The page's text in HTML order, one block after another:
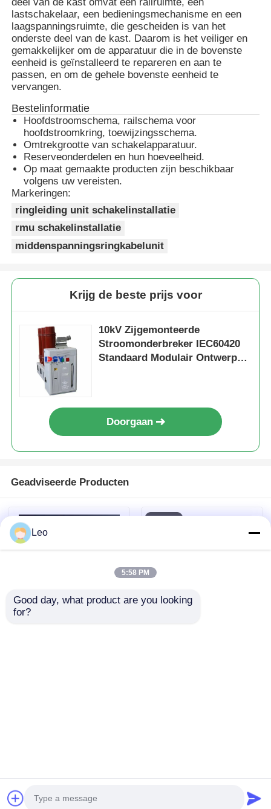
lastschakelaar, een bedieningsmechanisme en een
laagspanningsruimte, die gescheiden is van het
onderste deel van de kast. Daarom is het veiliger en
gemakkelijker om de apparatuur die in de bovenste
eenheid is geïnstalleerd te repareren en aan te
passen, en om de gehele bovenste eenheid te
vervangen.
Bestelinformatie
Hoofdstroomschema, railschema voor
hoofdstroomkring, toewijzingsschema.
Omtrekgrootte van schakelapparatuur.
Reserveonderdelen en hun hoeveelheid.
Op maat gemaakte producten zijn beschikbaar
volgens uw vereisten.
Markeringen:
ringleiding unit schakelinstallatie
rmu schakelinstallatie
middenspanningsringkabelunit
Krijg de beste prijs voor
10kV Zijgemonteerde
Stroomonderbreker IEC60420
Standaard Modulair Ontwerp
Doorgaan
Geadviseerde Producten
Yuan Electrical Equipment Co., Ltd.. All Rights
Leo
5:58 PM
Good day, what product are you looking
for?